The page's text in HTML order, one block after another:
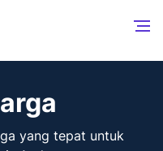
yang tepat untuk